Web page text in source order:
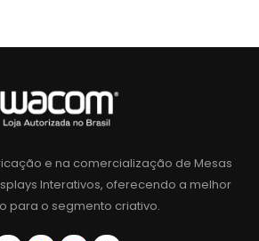
e na comercialização de Mesas
Interativos, oferecendo a melhor
para o segmento criativo.